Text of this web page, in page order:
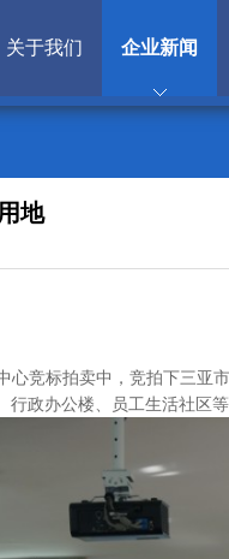
关于我们 企业新闻
地
心竞标拍卖中，竞拍下三亚
政办公楼、员工生活社区